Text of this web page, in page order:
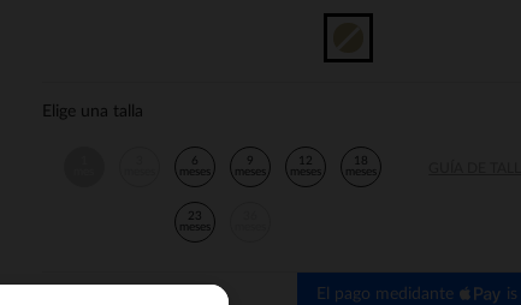
Elige una talla
6
meses
9
meses
12
meses
18
meses
23
meses
El pago medidante